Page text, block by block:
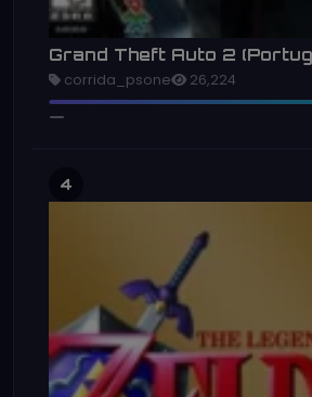
Grand Theft Auto 2
corrida_psone 26,224
4